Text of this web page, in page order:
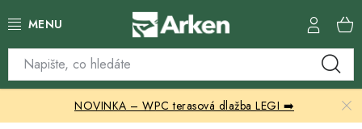
na
Skleníky
Zahradní přístřeškyNOVINKA – WPC terasová dlažba LEGI ➡️